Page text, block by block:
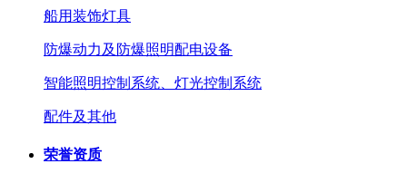
船用装饰灯具
防爆动力及防爆照明配电设备
智能照明控制系统、灯光控制系统
配件及其他
荣誉资质